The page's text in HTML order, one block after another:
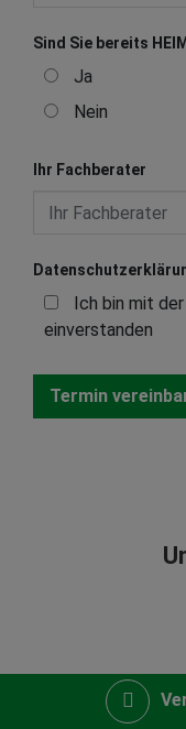
Sind Sie bereits
Ja
Nein
Ihr Fachberater
einverstanden